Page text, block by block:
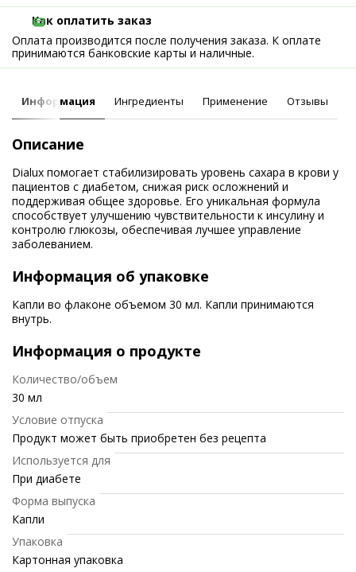
Как оплатить заказ
Оплата производится после получения заказа. К оплате
принимаются банковские карты и наличные.
Информация Ингредиенты Применение Отзывы
Описание
Dialux помогает стабилизировать уровень сахара в крови у
пациентов с диабетом, снижая риск осложнений и
поддерживая общее здоровье. Его уникальная формула
способствует улучшению чувствительности к инсулину и
контролю глюкозы, обеспечивая лучшее управление
заболеванием.
Информация об упаковке
Капли во флаконе объемом 30 мл. Капли принимаются
внутрь.
Информация о продукте
Количество/объем
30 мл
Условие отпуска
Продукт может быть приобретен без рецепта
Используется для
При диабете
Форма выпуска
Капли
Упаковка
Картонная упаковка